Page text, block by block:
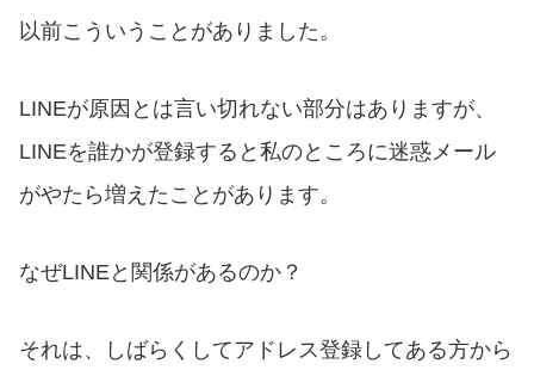
以前こういうことがありました。
LINEが原因とは言い切れない部分はありますが、
LINEを誰かが登録すると私のところに迷惑メール
がやたら増えたことがあります。
なぜLINEと関係があるのか？
それは、しばらくしてアドレス登録してある方から